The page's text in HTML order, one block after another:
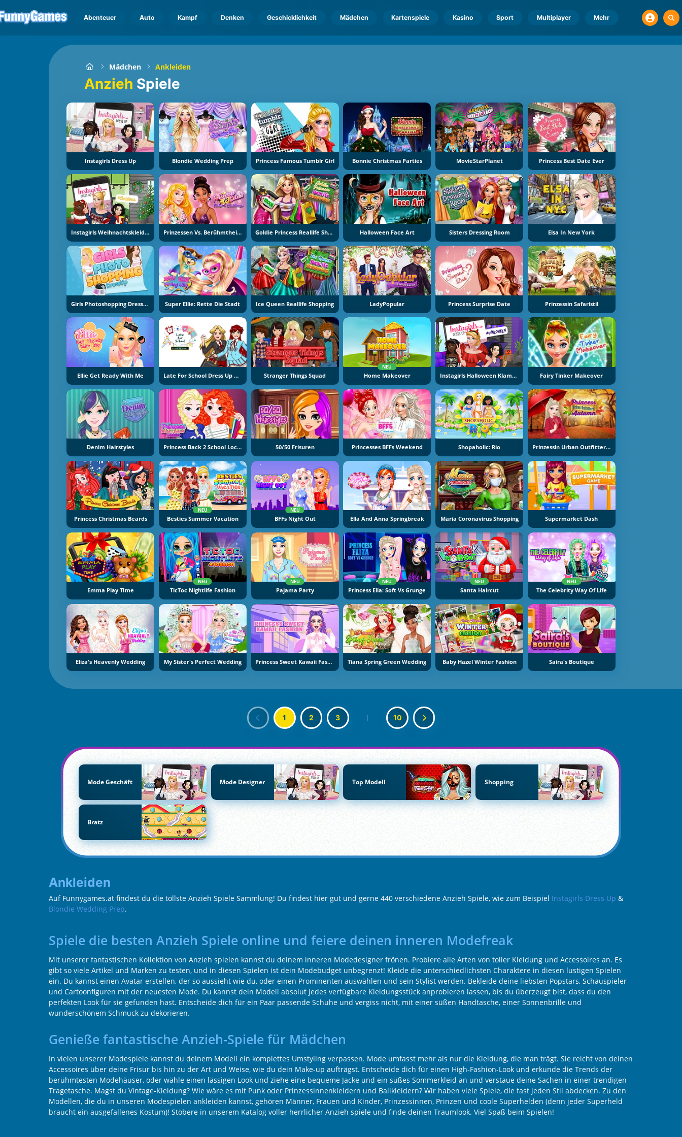
Abenteuer Auto Kampf Denken Geschicklichkeit Mädchen Kartenspiele Kasino Sport Multiplayer Mehr
Mädchen Ankleiden
Anzieh Spiele
Instagirls Dress Up Blondie Wedding Prep Princess Famous Tumblr Girl Bonnie Christmas Parties MovieStarPlanet Princess Best Date Ever
Instagirls Weihnachtskleidung Prinzessen Vs. Berühmtheiten Modewettbewerb Goldie Princess Reallife Shopping Halloween Face Art Sisters Dressing Room Elsa In New York
Girls Photoshopping Dressup Super Ellie: Rette Die Stadt Ice Queen Reallife Shopping LadyPopular Princess Surprise Date Prinzessin Safaristil
Ellie Get Ready With Me Late For School Dress Up Game Stranger Things Squad
NEU
Home Makeover Instagirls Halloween Klamotten Fairy Tinker Makeover
Denim Hairstyles Princess Back 2 School Lockers 50/50 Frisuren Princesses BFFs Weekend Shopaholic: Rio Prinzessin Urban Outfitters Herbst
Princess Christmas Beards
NEU
Besties Summer Vacation
NEU
BFFs Night Out Ella And Anna Springbreak Maria Coronavirus Shopping Supermarket Dash
Emma Play TIme
NEU
TicToc Nightlife Fashion
NEU
Pajama Party
NEU
Princess Ella: Soft Vs Grunge
NEU
Santa Haircut
NEU
The Celebrity Way Of Life
Eliza's Heavenly Wedding My Sister's Perfect Wedding Princess Sweet Kawaii Fashion Tiana Spring Green Wedding Baby Hazel Winter Fashion Saira's Boutique
1 2 3 | 10
Mode Geschäft Mode Designer Top Modell Shopping
Bratz
Ankleiden
Auf Funnygames.at findest du die tollste Anzieh Spiele Sammlung! Du findest hier gut und gerne 440 verschiedene Anzieh Spiele, wie zum Beispiel Instagirls Dress Up &
Blondie Wedding Prep.
Spiele die besten Anzieh Spiele online und feiere deinen inneren Modefreak
Mit unserer fantastischen Kollektion von Anzieh spielen kannst du deinem inneren Modedesigner frönen. Probiere alle Arten von toller Kleidung und Accessoires an. Es
gibt so viele Artikel und Marken zu testen, und in diesen Spielen ist dein Modebudget unbegrenzt! Kleide die unterschiedlichsten Charaktere in diesen lustigen Spielen
ein. Du kannst einen Avatar erstellen, der so aussieht wie du, oder einen Prominenten auswählen und sein Stylist werden. Bekleide deine liebsten Popstars, Schauspieler
und Cartoonfiguren mit der neuesten Mode. Du kannst dein Modell absolut jedes verfügbare Kleidungsstück anprobieren lassen, bis du überzeugt bist, dass du den
perfekten Look für sie gefunden hast. Entscheide dich für ein Paar passende Schuhe und vergiss nicht, mit einer süßen Handtasche, einer Sonnenbrille und
wunderschönem Schmuck zu dekorieren.
Genieße fantastische Anzieh-Spiele für Mädchen
In vielen unserer Modespiele kannst du deinem Modell ein komplettes Umstyling verpassen. Mode umfasst mehr als nur die Kleidung, die man trägt. Sie reicht von deinen
Accessoires über deine Frisur bis hin zu der Art und Weise, wie du dein Make-up aufträgst. Entscheide dich für einen High-Fashion-Look und erkunde die Trends der
berühmtesten Modehäuser, oder wähle einen lässigen Look und ziehe eine bequeme Jacke und ein süßes Sommerkleid an und verstaue deine Sachen in einer trendigen
Tragetasche. Magst du Vintage-Kleidung? Wie wäre es mit Punk oder Prinzessinnenkleidern und Ballkleidern? Wir haben viele Spiele, die fast jeden Stil abdecken. Zu den
Modellen, die du in unseren Modespielen ankleiden kannst, gehören Männer, Frauen und Kinder, Prinzessinnen, Prinzen und coole Superhelden (denn jeder Superheld
braucht ein ausgefallenes Kostüm)! Stöbere in unserem Katalog voller herrlicher Anzieh spiele und finde deinen Traumlook. Viel Spaß beim Spielen!